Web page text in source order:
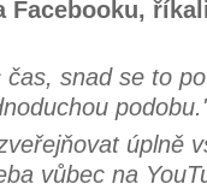
Facebooku,
snad se to
úplně
vůbec na